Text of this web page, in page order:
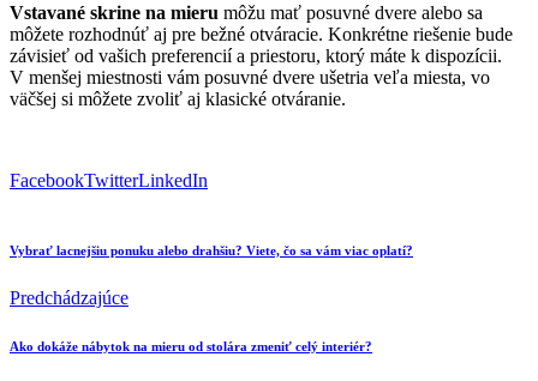
Vstavané skrine na mieru môžu mať posuvné dvere alebo sa
môžete rozhodnúť aj pre bežné otváracie. Konkrétne riešenie bude
závisieť od vašich preferencií a priestoru, ktorý máte k dispozícii.
V menšej miestnosti vám posuvné dvere ušetria veľa miesta, vo
väčšej si môžete zvoliť aj klasické otváranie.
FacebookTwitterLinkedIn
Vybrať lacnejšiu ponuku alebo drahšiu? Viete, čo sa vám viac oplatí?
Predchádzajúce
Ako dokáže nábytok na mieru od stolára zmeniť celý interiér?